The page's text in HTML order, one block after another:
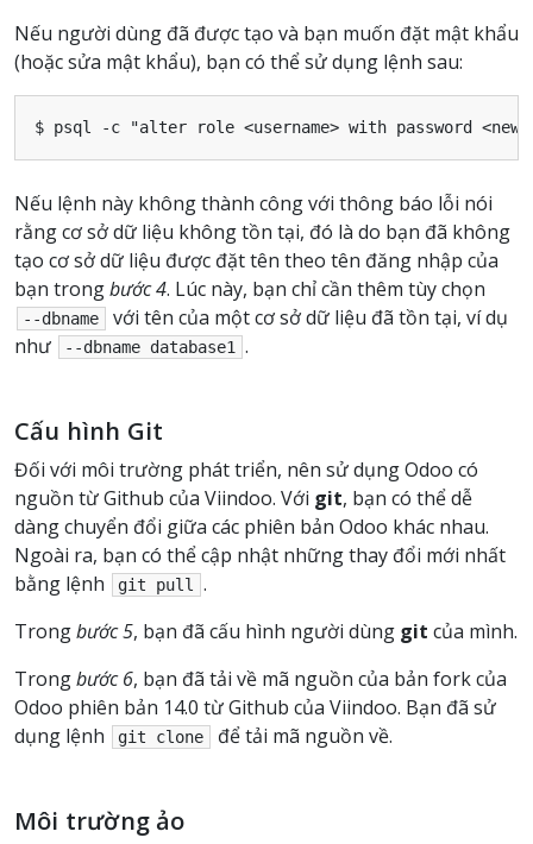
Nếu người dùng đã được tạo và bạn muốn đặt mật khẩu
(hoặc sửa mật khẩu), bạn có thể sử dụng lệnh sau:
Nếu lệnh này không thành công với thông báo lỗi nói
rằng cơ sở dữ liệu không tồn tại, đó là do bạn đã không
tạo cơ sở dữ liệu được đặt tên theo tên đăng nhập của
bạn trongbước 4. Lúc này, bạn chỉ cần thêm tùy chọn
--dbname
với tên của một cơ sở dữ liệu đã tồn tại, ví dụ
như
--dbname database1 .
Cấu hình Git
Đối với môi trường phát triển, nên sử dụng Odoo có
nguồn từ Github của Viindoo. Với git, bạn có thể dễ
dàng chuyển đổi giữa các phiên bản Odoo khác nhau.
Ngoài ra, bạn có thể cập nhật những thay đổi mới nhất
bằng lệnh
git pull
.
Trongbước 5, bạn đã cấu hình người dùng git của mình.
Trongbước 6, bạn đã tải về mã nguồn của bản fork của
Odoo phiên bản 14.0 từ Github của Viindoo. Bạn đã sử
dụng lệnh
git clone để tải mã nguồn về.
Môi trường ảo